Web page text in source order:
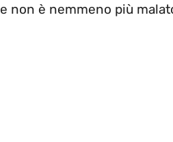
e non è nemmeno più